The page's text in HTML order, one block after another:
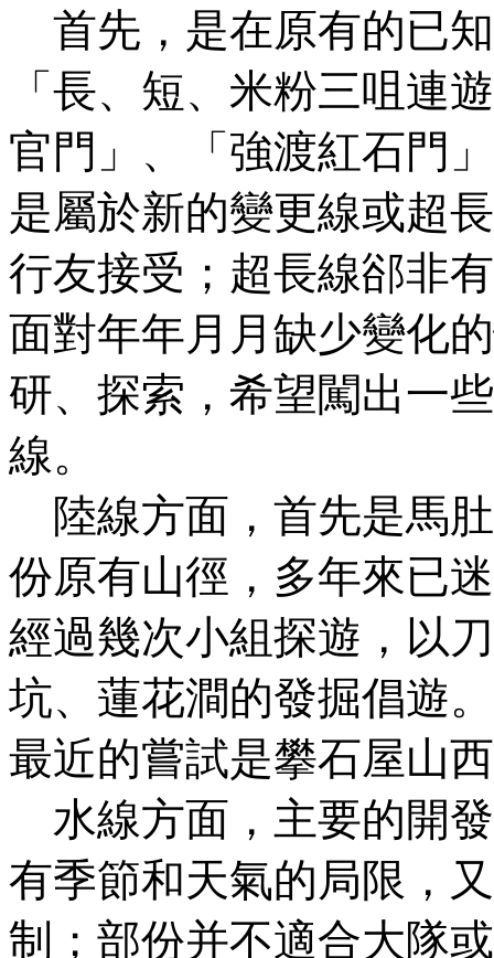
首先，是在原有的已
「長、短、米粉三咀連
官門」、「強渡紅石門
是屬於新的變更線或超
行友接受；超長線郤非
面對年年月月缺少變化
研、探索，希望闖出一
線。
陸線方面，首先是馬
份原有山徑，多年來已
經過幾次小組探遊，以
坑、蓮花澗的發掘倡遊
最近的嘗試是攀石屋山
水線方面，主要的開
有季節和天氣的局限，
制；部份并不適合大隊